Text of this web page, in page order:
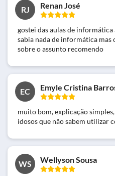
RJ Renan José
gostei das aulas de
sabia nada de informática
sobre o assunto recomendo
EC Emyle Cristina
muito bom, explicação
idosos que não sabem utilizar
WS Wellyson Sousa